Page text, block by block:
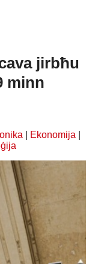
jirbħu
minn
Ekonomija